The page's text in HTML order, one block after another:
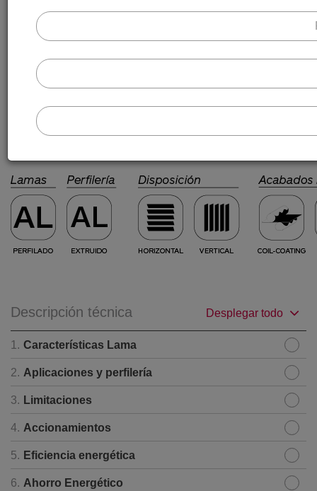
específicas del proyecto.
continuos sin restricciones de modulación, combinando
porta-lamas, situados entre lamas, son realizados en
aluminio extruido de sección rectangular.
Descripción técnica Desplegar todo
1. Características Lama
2. Aplicaciones y perfilería
3. Limitaciones
4. Accionamientos
5. Eficiencia energética
6. Ahorro Energético